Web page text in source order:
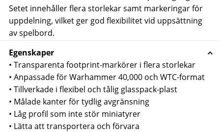
Setet innehåller flera storlekar samt markeringar för
uppdelning, vilket ger god flexibilitet vid uppsättning
av spelbord.
Egenskaper
• Transparenta footprint-markörer i flera storlekar
• Anpassade för Warhammer 40,000 och WTC-format
• Tillverkade i flexibel och tålig glasspack-plast
• Målade kanter för tydlig avgränsning
• Låg profil som inte stör miniatyrer
• Lätta att transportera och förvara